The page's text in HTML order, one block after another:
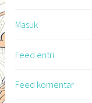
Masuk
Feed entri
Feed komentar